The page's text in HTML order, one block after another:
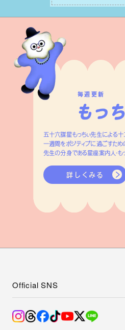
す。
毎週更新
五十六謀星もっちぃ先生による十
一週間をポジティブに過ごすため
先生の分身である星座案内人・も
詳しくみる
Official SNS